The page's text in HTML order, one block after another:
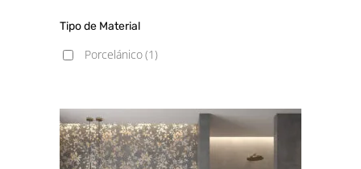
Tipo de Material
Porcelánico(1)